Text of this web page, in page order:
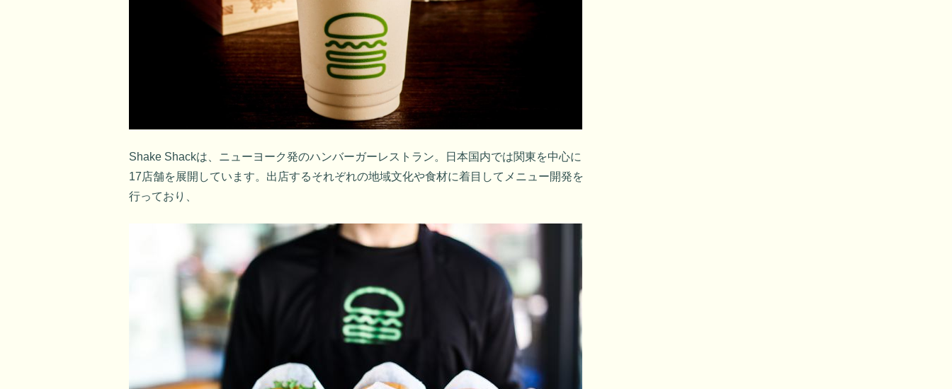
Shake Shackは、ニューヨーク発のハンバーガーレストラン。日本国内では関東を中心に
17店舗を展開しています。出店するそれぞれの地域文化や食材に着目してメニュー開発を
行っており、